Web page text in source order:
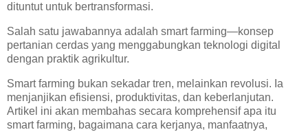
dituntut untuk bertransformasi.
Salah satu jawabannya adalah smart farming—konsep
pertanian cerdas yang menggabungkan teknologi digital
dengan praktik agrikultur.
Smart farming bukan sekadar tren, melainkan revolusi. Ia
menjanjikan efisiensi, produktivitas, dan keberlanjutan.
Artikel ini akan membahas secara komprehensif apa itu
smart farming, bagaimana cara kerjanya, manfaatnya,